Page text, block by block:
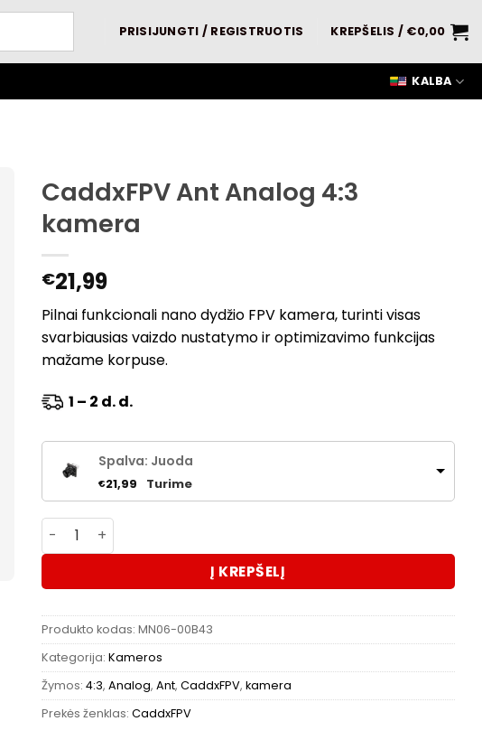
PRISIJUNGTI / REGISTRUOTIS KREPŠELIS / €0,00
KALBA
CaddxFPV Ant Analog 4:3
kamera
€21,99
Pilnai funkcionali nano dydžio FPV kamera, turinti visas
svarbiausias vaizdo nustatymo ir optimizavimo funkcijas
mažame korpuse.
1 – 2 d. d.
Spalva: Juoda
€21,99 Turime
produkto kiekis: CaddxFPV Ant Analog 4:3 kamera
Į KREPŠELĮ
Produkto kodas: MN06-00B43
Kategorija: Kameros
Žymos: 4:3, Analog, Ant, CaddxFPV, kamera
Prekės ženklas: CaddxFPV